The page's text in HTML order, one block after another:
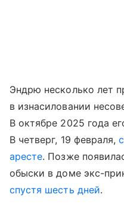
Эндрю несколько лет
в изнасиловании
В октябре 2025 года
В четверг, 19 февраля,
аресте. Позже
обыски в доме экс-
спустя шесть дней.